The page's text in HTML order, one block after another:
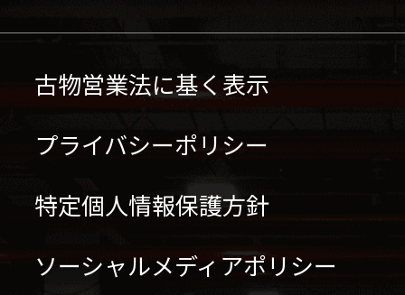
古物営業法に基く表示
プライバシーポリシー
特定個人情報保護方針
ソーシャルメディアポリシー